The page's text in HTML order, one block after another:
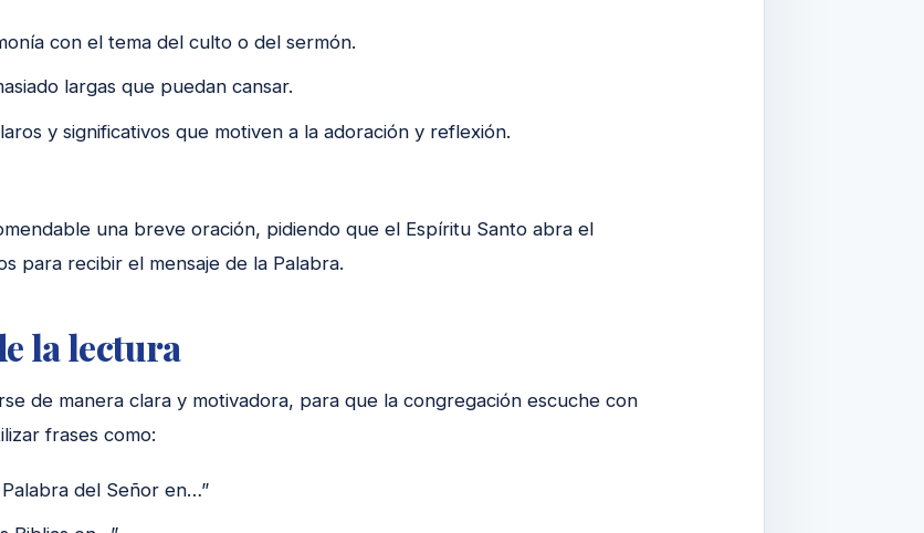
con el tema del culto o del sermón.
largas que puedan cansar.
y significativos que motiven a la adoración y reflexión.
una breve oración, pidiendo que el Espíritu Santo abra el
para recibir el mensaje de la Palabra.
la lectura
de manera clara y motivadora, para que la congregación escuche con
frases como:
del Señor en…”